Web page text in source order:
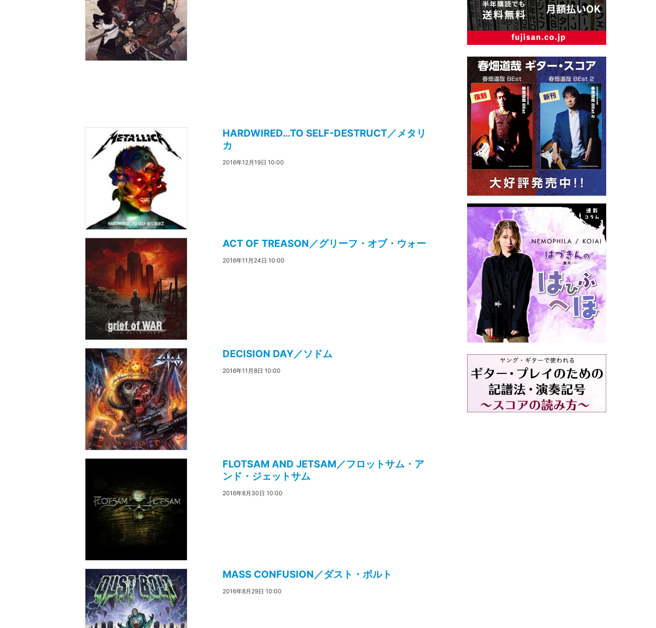
HARDWIRED…TO SELF-DESTRUCT／メタリ
カ
2016年12月19日 10:00
ACT OF TREASON／グリーフ・オブ・ウォー
2016年11月24日 10:00
DECISION DAY／ソドム
2016年11月8日 10:00
FLOTSAM AND JETSAM／フロットサム・ア
ンド・ジェットサム
2016年8月30日 10:00
MASS CONFUSION／ダスト・ボルト
2016年8月29日 10:00